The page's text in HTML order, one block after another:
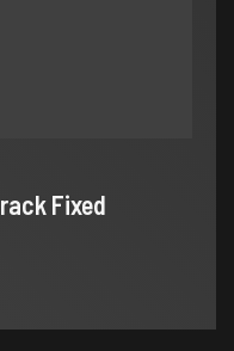
Fixed